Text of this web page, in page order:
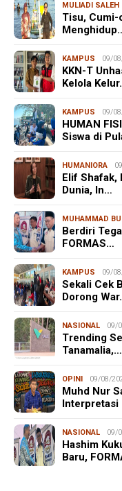
MULIADI SALEH
Tisu, Cumi-
KAMPUS 09/
KKN-T
Kelola
KAMPUS 09/
HUMAN
Siswa di
HUMANIORA
Elif Shafak,
Dunia, In…
MUHAMMAD
Berdiri
FORMAS…
KAMPUS 09/
Sekali Cek
Dorong
NASIONAL 09/
Trending
Tanamalia,…
OPINI 09/08/
Muhd Nur
Interpretasi
NASIONAL 09/
Hashim
Baru,